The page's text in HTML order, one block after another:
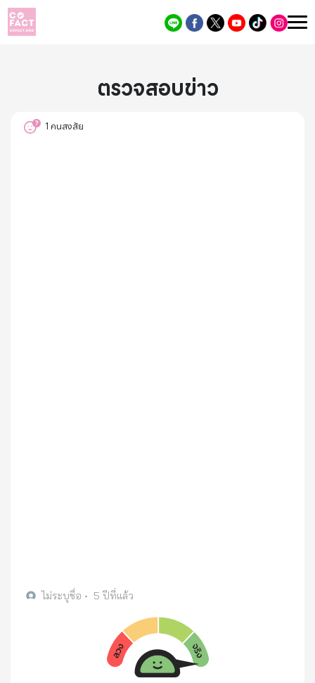
ตรวจสอบข่าว
1คนสงสัย
ไม่ระบุชื่อ • 5 ปีที่แล้ว